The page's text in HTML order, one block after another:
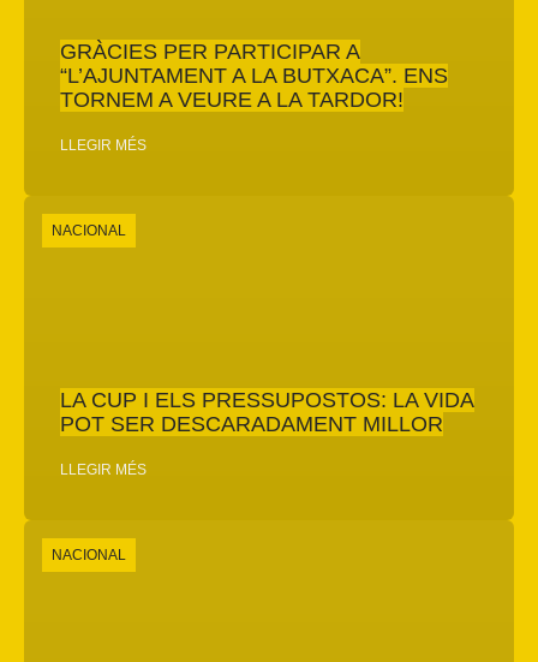
GRÀCIES PER PARTICIPAR A
“L’AJUNTAMENT A LA BUTXACA”. ENS
TORNEM A VEURE A LA TARDOR!
LLEGIR MÉS
LA CUP I ELS PRESSUPOSTOS: LA VIDA
POT SER DESCARADAMENT MILLOR
LLEGIR MÉS
NACIONAL
NACIONAL